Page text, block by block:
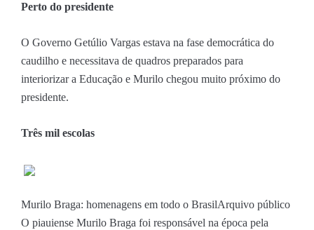
Perto do presidente
O Governo Getúlio Vargas estava na fase democrática do
caudilho e necessitava de quadros preparados para
interiorizar a Educação e Murilo chegou muito próximo do
presidente.
Três mil escolas
Murilo Braga: homenagens em todo o BrasilArquivo público
O piauiense Murilo Braga foi responsável na época pela